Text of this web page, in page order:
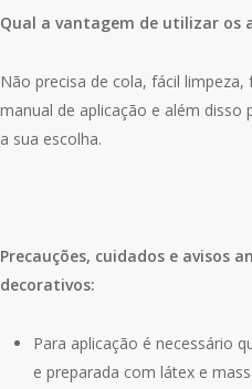
Qual a vantagem de utilizar os
Não precisa de cola, fácil
manual de aplicação e além disso
a sua escolha.
Precauções, cuidados e avisos
decorativos:
Para aplicação é necessário
e preparada com látex e